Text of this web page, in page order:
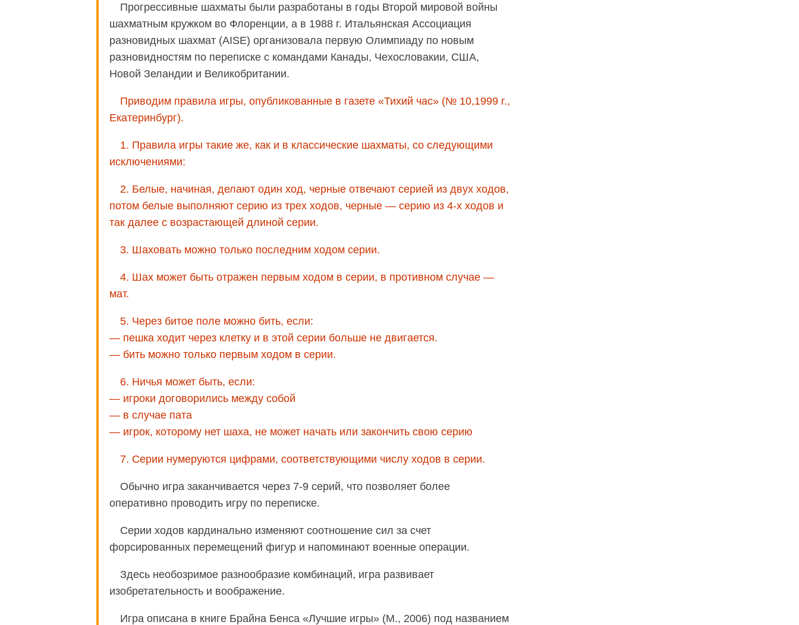
Прогрессивные шахматы были разработаны в годы Второй мировой войны
шахматным кружком во Флоренции, а в 1988 г. Итальянская Ассоциация
разновидных шахмат (AISE) организовала первую Олимпиаду по новым
разновидностям по переписке с командами Канады, Чехословакии, США,
Новой Зеландии и Великобритании.
Приводим правила игры, опубликованные в газете «Тихий час» (№ 10,1999 г.,
Екатеринбург).
1. Правила игры такие же, как и в классические шахматы, со следующими
исключениями:
2. Белые, начиная, делают один ход, черные отвечают серией из двух ходов,
потом белые выполняют серию из трех ходов, черные — серию из 4-х ходов и
так далее с возрастающей длиной серии.
3. Шаховать можно только последним ходом серии.
4. Шах может быть отражен первым ходом в серии, в противном случае —
мат.
5. Через битое поле можно бить, если:
— пешка ходит через клетку и в этой серии больше не двигается.
— бить можно только первым ходом в серии.
6. Ничья может быть, если:
— игроки договорились между собой
— в случае пата
— игрок, которому нет шаха, не может начать или закончить свою серию
7. Серии нумеруются цифрами, соответствующими числу ходов в серии.
Обычно игра заканчивается через 7-9 серий, что позволяет более
оперативно проводить игру по переписке.
Серии ходов кардинально изменяют соотношение сил за счет
форсированных перемещений фигур и напоминают военные операции.
Здесь необозримое разнообразие комбинаций, игра развивает
изобретательность и воображение.
Игра описана в книге Брайна Бенса «Лучшие игры» (М., 2006) под названием